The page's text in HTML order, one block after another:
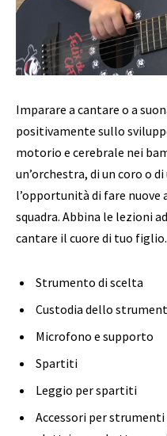
Imparare a cantare o a
positivamente sullo
motorio e cerebrale nei
un’orchestra, di un coro o
l’opportunità di fare nuove
squadra. Abbina le lezioni
cantare il cuore di tuo figlio.
Strumento di scelta
Custodia dello
Microfono e supporto
Spartiti
Leggio per spartiti
Accessori per